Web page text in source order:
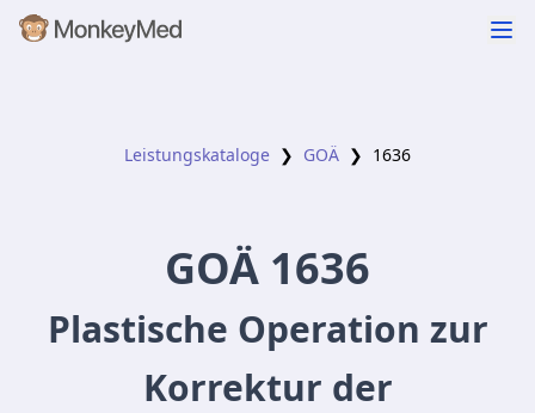
Leistungskataloge ❯ GOÄ ❯ 1636
GOÄ 1636
Plastische Operation zur
Korrektur der